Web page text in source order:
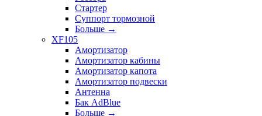
Стартер
Суппорт тормозной
Больше →
XF105
Амортизатор
Амортизатор кабины
Амортизатор капота
Амортизатор подвески
Антенна
Бак AdBlue
Больше →